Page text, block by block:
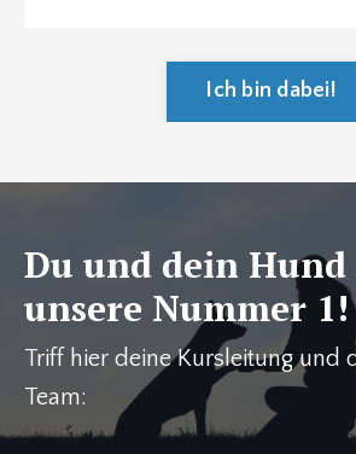
Ich bin dabei!
Du und dein Hund
unsere Nummer 1!
Triff hier deine Kursleitung und
Team: